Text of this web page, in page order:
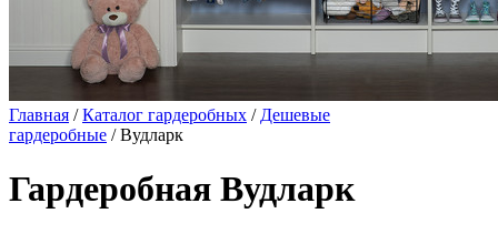
Главная /Каталог гардеробных / Дешевые
гардеробные / Вудларк
Гардеробная Вудларк